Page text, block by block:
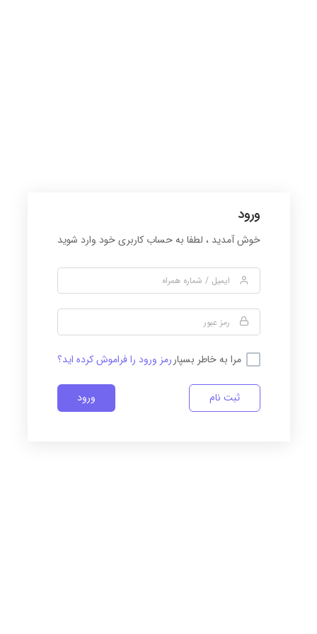
ورود
خوش آمدید ، لطفا به حساب کاربری خود وارد شوید
مرا به خاطر بسپاررمز ورود را فراموش کرده اید؟
ثبت نام ورود